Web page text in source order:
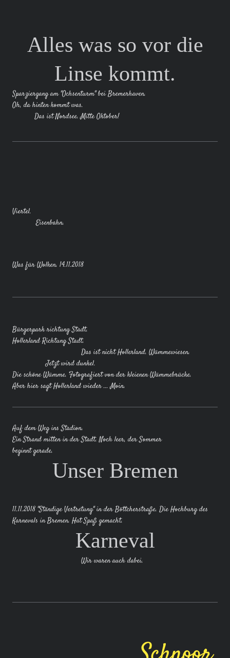
Alles was so vor die
Linse kommt.
Sparziergang am "Ochsenturm" bei Bremerhaven.
Oh, da hinten kommt was.
Das ist Nordsee. Mitte Oktober!
Viertel.
Eisenbahn.
Was für Wolken. 14.11.2018
Bürgerpark richtung Stadt.
Hollerland Richtung Stadt.
Das ist nicht Hollerland. Wümmewiesen.
Jetzt wird dunkel.
Die schöne Wümme. Fotografiert von der kleienen Wümmebrücke.
Aber hier sagt Hollerland wieder ... Moin.
Auf dem Weg ins Stadion.
Ein Strand mitten in der Stadt. Noch leer, der Sommer
beginnt gerade.
Unser Bremen
11.11.2018 "Ständige Vertretung" in der Böttcherstraße. Die Hochburg des
Karnevals in Bremen. Hat Spaß gemacht.
Karneval
Wir waren auch dabei.